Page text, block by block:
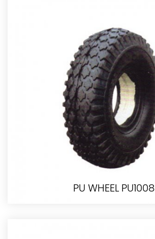
PU WHEEL PU1008